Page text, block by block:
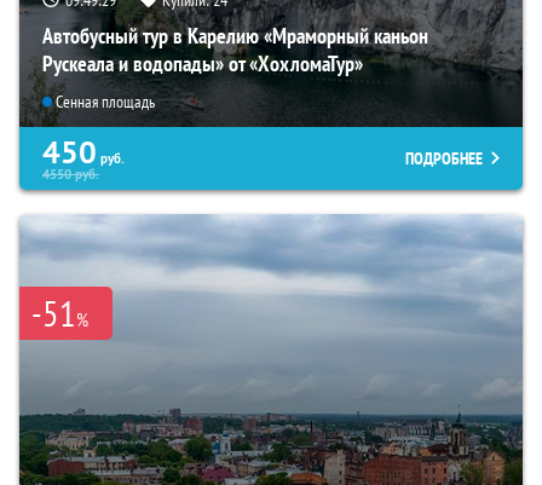
Автобусный тур в Карелию «Мраморный каньон
Рускеала и водопады» от «ХохломаТур»
Сенная площадь
450 руб.
4550руб.
ПОДРОБНЕЕ
-51%